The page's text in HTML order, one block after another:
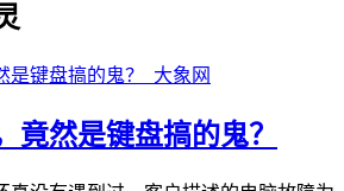
竟然是键盘搞的鬼？